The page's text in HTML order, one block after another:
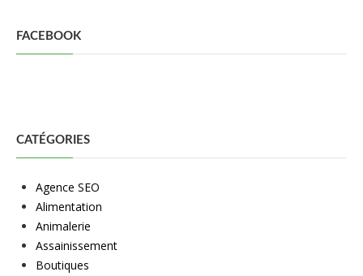
FACEBOOK
CATÉGORIES
Agence SEO
Alimentation
Animalerie
Assainissement
Boutiques